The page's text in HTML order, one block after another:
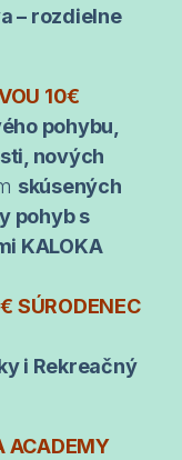
– rozdielne
10€
pohybu,
nových
skúsených
pohyb s
KALOKA
SÚRODENEC
i Rekreačný
ACADEMY